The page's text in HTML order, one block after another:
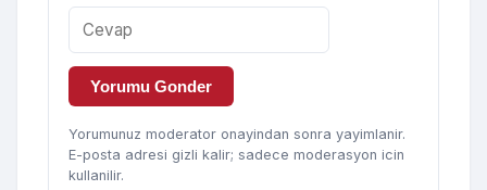
Yorumu Gonder
Yorumunuz moderator onayindan sonra yayimlanir.
E-posta adresi gizli kalir; sadece moderasyon icin
kullanilir.